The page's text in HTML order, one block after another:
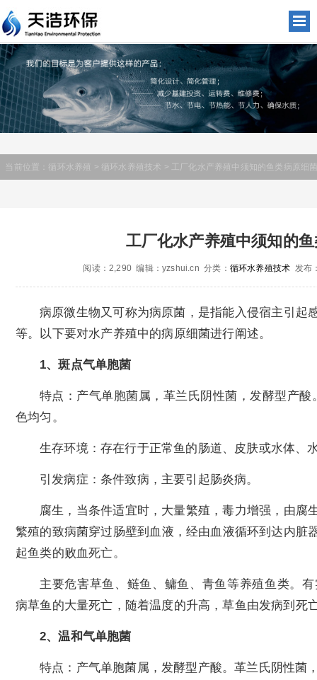
当前位置： 循环水养殖 > 循环水养殖技术 > 工厂化水产养殖中须知的鱼类病原细
工厂化水产养殖中须知的
阅读：2,290 编辑：yzshui.cn 分类： 循环水养殖技术 发布
病原微生物又可称为病原菌，是指能入侵宿主引起
等。以下要对水产养殖中的病原细菌进行阐述。
1、斑点气单胞菌
特点：产气单胞菌属，革兰氏阴性菌，发酵型产
色均匀。
生存环境：存在行于正常鱼的肠道、皮肤或水体、
引发病症：条件致病，主要引起肠炎病。
腐生，当条件适宜时，大量繁殖，毒力增强，由腐
繁殖的致病菌穿过肠壁到血液，经由血液循环到达内脏
起鱼类的败血死亡。
主要危害草鱼、鲢鱼、鳙鱼、青鱼等养殖鱼类。
病草鱼的大量死亡，随着温度的升高，草鱼由发病到死
2、温和气单胞菌
特点：产气单胞菌属，发酵型产酸。革兰氏阴性菌